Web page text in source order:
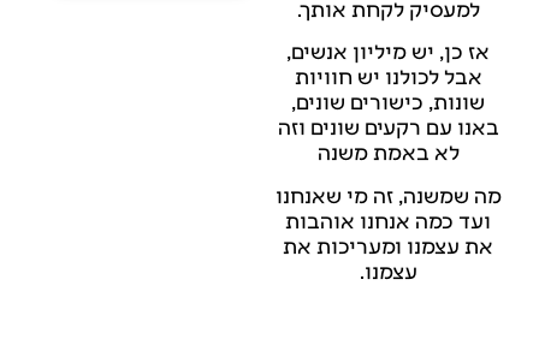
למעסיק לקחת אותך.
אז כן, יש מיליון אנשים,
אבל לכולנו יש חוויות
שונות, כישורים שונים,
באנו עם רקעים שונים וזה
לא באמת משנה
מה שמשנה, זה מי שאנחנו
ועד כמה אנחנו אוהבות
את עצמנו ומעריכות את
עצמנו.